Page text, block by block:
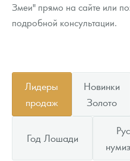
Змеи" прямо на сайте или
подробной консультации.
Лидеры
продаж
Новинки
Золото
Год Лошади